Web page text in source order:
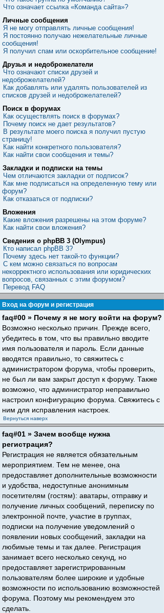
Что означает ссылка «Команда сайта»?
Личные сообщения
Я не могу отправлять личные сообщения!
Я постоянно получаю нежелательные личные
сообщения!
Я получил спам или оскорбительное сообщение!
Друзья и недоброжелатели
Что означают списки друзей и
недоброжелателей?
Как добавлять или удалять пользователей из
списков друзей и недоброжелателей?
Поиск в форумах
Как осуществлять поиск в форумах?
Почему поиск не дает результатов?
В результате моего поиска я получил пустую
страницу!
Как найти конкретного пользователя?
Как найти свои сообщения и темы?
Закладки и подписки на темы
Чем отличаются закладки от подписок?
Как мне подписаться на определенную тему или
форум?
Как отказаться от подписки?
Вложения
Какие вложения разрешены на этом форуме?
Как найти свои вложения?
Сведения о phpBB 3 (Olympus)
Кто написал phpBB 3?
Почему здесь нет такой-то функции?
С кем можно связаться по вопросам
некорректного использования или юридических
вопросов, связанных с этим форумом?
Перевод FAQ
Вход на форум и регистрация
faq#00 » Почему я не могу войти на форум?
Возможно несколько причин. Прежде всего,
убедитесь в том, что вы правильно вводите
имя пользователя и пароль. Если данные
вводятся правильно, то свяжитесь с
администратором форума, чтобы проверить,
не был ли вам закрыт доступ к форуму. Также
возможно, что администратор неправильно
настроил конфигурацию форума. Свяжитесь с
ним для исправления настроек.
Вернуться наверх
faq#01 » Зачем вообще нужна
регистрация?
Регистрация не является обязательным
мероприятием. Тем не менее, она
предоставляет дополнительные возможности
и удобства, недоступные анонимным
посетителям (гостям): аватары, отправку и
получение личных сообщений, переписку по
электронной почте, участие в группах,
подписки на получение уведомлений о
появлении новых сообщений, закладки на
любимые темы и так далее. Регистрация
занимает всего несколько секунд, но
предоставляет зарегистрированным
пользователям более широкие и удобные
возможности по использованию возможностей
форума. Поэтому мы рекомендуем это
сделать.